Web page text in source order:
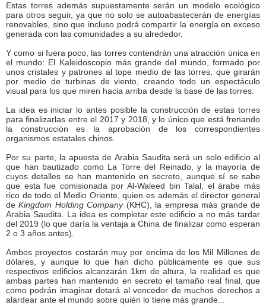
Estas torres además supuestamente serán un modelo ecológico
para otros seguir, ya que no solo se autoabastecerán de energías
renovables, sino que incluso podrá compartir la energía en exceso
generada con las comunidades a su alrededor.
Y como si fuera poco, las torres contendrán una atracción única en
el mundo: El Kaleidoscopio más grande del mundo, formado por
unos cristales y patrones al tope medio de las torres, que girarán
por medio de turbinas de viento, creando todo un espectáculo
visual para los que miren hacia arriba desde la base de las torres.
La idea es iniciar lo antes posible la construcción de estas torres
para finalizarlas entre el 2017 y 2018, y lo único que está frenando
la construcción es la aprobación de los correspondientes
organismos estatales chinos.
Por su parte, la apuesta de Arabia Saudita será un solo edificio al
que han bautizado como La Torre del Reinado, y la mayoría de
cuyos detalles se han mantenido en secreto, aunque sí se sabe
que esta fue comisionada por Al-Waleed bin Talal, el árabe más
rico de todo el Medio Oriente, quien es además el director general
deKingdom Holding Company(KHC), la empresa más grande de
Arabia Saudita. La idea es completar este edificio a no más tardar
del 2019 (lo que daría la ventaja a China de finalizar como esperan
2 o 3 años antes).
Ambos proyectos costarán muy por encima de los Mil Millones de
dólares, y aunque lo que han dicho públicamente es que sus
respectivos edificios alcanzarán 1km de altura, la realidad es que
ambas partes han mantenido en secreto el tamaño real final, que
como podrán imaginar dotará al vencedor de muchos derechos a
alardear ante el mundo sobre quién lo tiene más grande...